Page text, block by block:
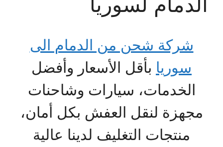
شركة شحن من الدمام الى
سوريا بأقل الأسعار وأفضل
الخدمات، سيارات وشاحنات
مجهزة لنقل العفش بكل أمان،
منتجات التغليف لدينا عالية